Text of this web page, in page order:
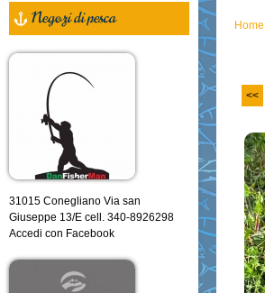
Home
<<
Negozi di pesca
31015 Conegliano Via san
Giuseppe 13/E cell. 340-8926298
Accedi con Facebook